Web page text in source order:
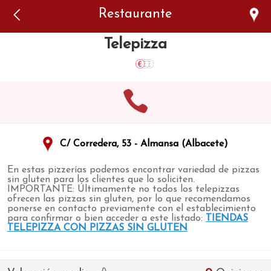
Restaurante
Telepizza
C/ Corredera, 53 - Almansa (Albacete)
En estas pizzerías podemos encontrar variedad de pizzas
sin gluten para los clientes que lo soliciten.
IMPORTANTE: Últimamente no todos los telepizzas
ofrecen las pizzas sin gluten, por lo que recomendamos
ponerse en contacto previamente con el establecimiento
para confirmar o bien acceder a este listado:
TIENDAS
TELEPIZZA CON PIZZAS SIN GLUTEN
authorized to show the cookie declaration for domain group
ID 546ddaab-b478-4440-aa8a-3b0205284212. Please add it to
the domain group in the Cookiebot Manager to authorize